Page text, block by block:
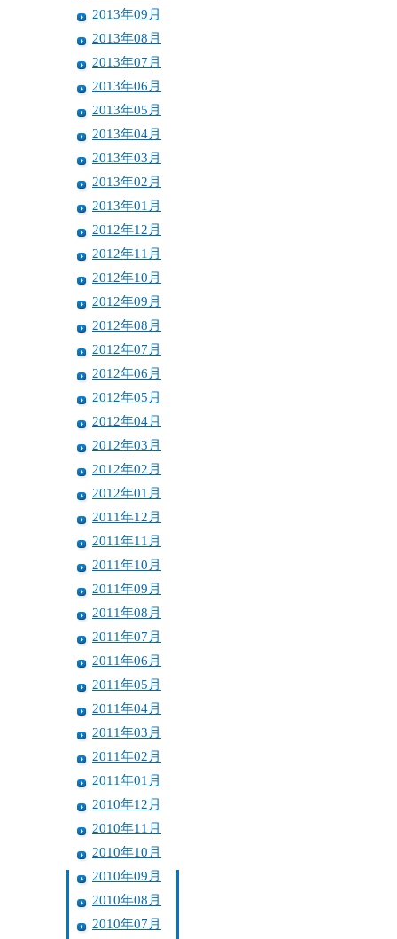
2013年09月
2013年08月
2013年07月
2013年06月
2013年05月
2013年04月
2013年03月
2013年02月
2013年01月
2012年12月
2012年11月
2012年10月
2012年09月
2012年08月
2012年07月
2012年06月
2012年05月
2012年04月
2012年03月
2012年02月
2012年01月
2011年12月
2011年11月
2011年10月
2011年09月
2011年08月
2011年07月
2011年06月
2011年05月
2011年04月
2011年03月
2011年02月
2011年01月
2010年12月
2010年11月
2010年10月
2010年09月
2010年08月
2010年07月